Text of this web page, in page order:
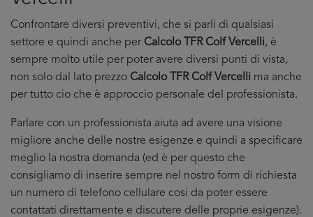
Confrontare diversi preventivi, che si parli di qualsiasi
settore e quindi anche per Calcolo TFR Colf Vercelli, è
sempre molto utile per poter avere diversi punti di vista,
non solo dal lato prezzo Calcolo TFR Colf Vercelli ma anche
per tutto cio che è approccio personale del professionista.
Parlare con un professionista aiuta ad avere una visione
migliore anche delle nostre esigenze e quindi a specificare
meglio la nostra domanda (ed è per questo che
consigliamo di inserire sempre nel nostro form di richiesta
un numero di telefono cellulare cosi da poter essere
contattati direttamente e discutere delle proprie esigenze).